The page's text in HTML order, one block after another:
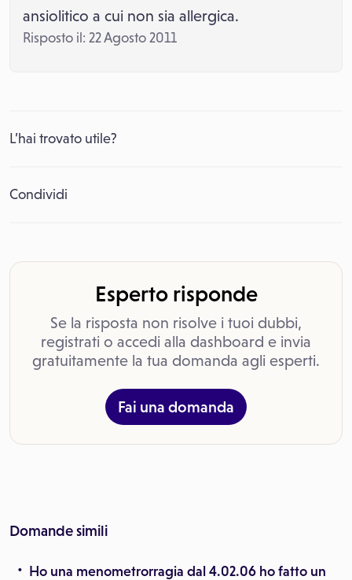
ansiolitico a cui non sia allergica.
Risposto il: 22 Agosto 2011
L’hai trovato utile?
Condividi
Esperto risponde
Se la risposta non risolve i tuoi dubbi,
registrati o accedi alla dashboard e invia
gratuitamente la tua domanda agli esperti.
Fai una domanda
Domande simili
Ho una menometrorragia dal 4.02.06 ho fatto un